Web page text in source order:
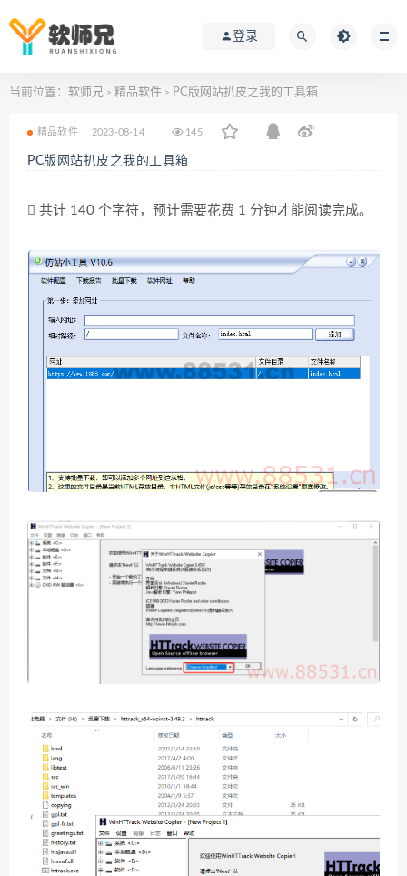
登录
当前位置： 软师兄 > 精品软件 > PC版网站扒皮之我的工具箱
精品软件 2023-08-14 145
PC版网站扒皮之我的工具箱
共计 140 个字符，预计需要花费 1 分钟才能阅读完成。